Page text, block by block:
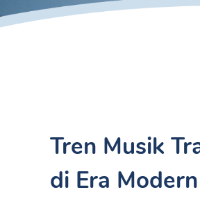
Tren Musik
di Era Modern